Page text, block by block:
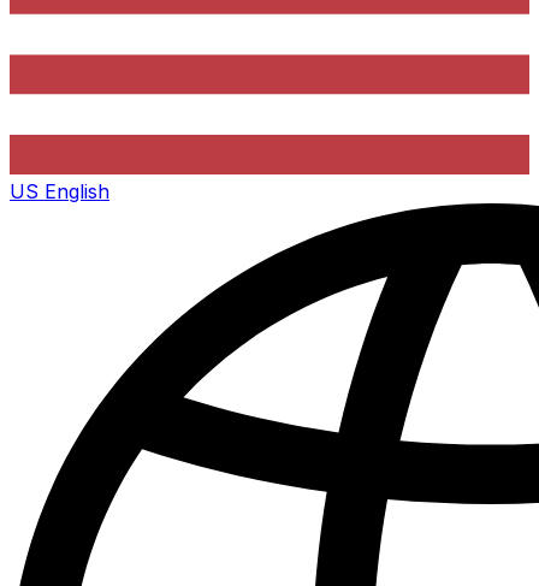
US English